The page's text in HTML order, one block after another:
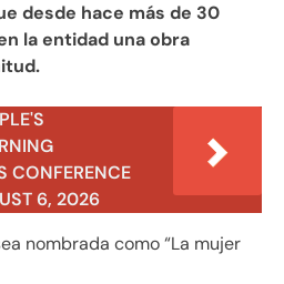
desde hace más de 30
la entidad una obra
CONFERENCE
6, 2026
nombrada como “La mujer